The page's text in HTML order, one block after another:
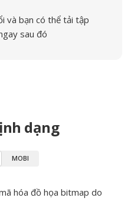
và bạn có thể tải tập
sau đó
dạng
MOBI
hóa đồ họa bitmap do